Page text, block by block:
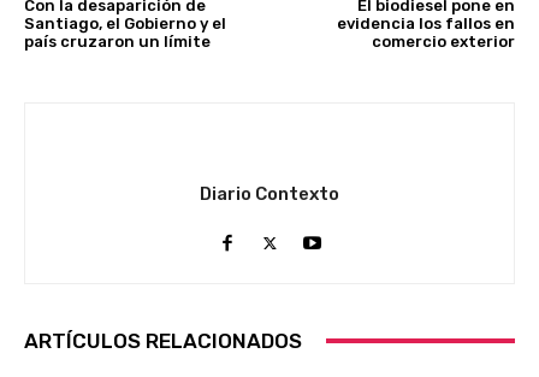
Con la desaparición de
Santiago, el Gobierno y el
país cruzaron un límite
El biodiesel pone en
evidencia los fallos en
comercio exterior
Diario Contexto
ARTÍCULOS RELACIONADOS